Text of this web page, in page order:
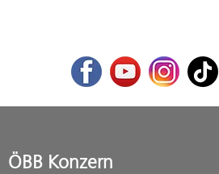
FacebookYoutubeInstagram
TikTok
ÖBB Konzern